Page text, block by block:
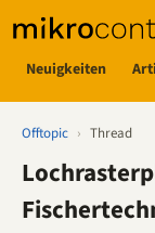
Neuigkeiten
Offtopic › Thread